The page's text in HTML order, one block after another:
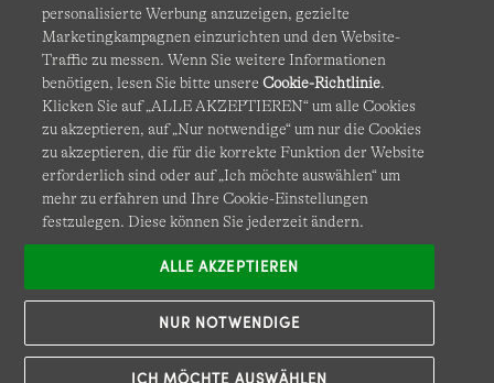
Cookies Ich möchte auswählen Barrierefreiheit
Site Map Internationale Websites
Diese Website ist durch reCAPTCHA geschützt. Es gelten die
Datenschutzerklärung undNutzungsbedingungenvon
Google.
personalisierte Werbung anzuzeigen, gezielte
Marketingkampagnen einzurichten und den Website-
Traffic zu messen. Wenn Sie weitere Informationen
benötigen, lesen Sie bitte unsereCookie-Richtlinie.
Klicken Sie auf „ALLE AKZEPTIEREN“ um alle Cookies
zu akzeptieren, auf „Nur notwendige“ um nur die Cookies
zu akzeptieren, die für die korrekte Funktion der Website
erforderlich sind oder auf „Ich möchte auswählen“ um
mehr zu erfahren und Ihre Cookie-Einstellungen
festzulegen. Diese können Sie jederzeit ändern.
ICH MÖCHTE AUSWÄHLEN
NUR NOTWENDIGE
ALLE AKZEPTIEREN